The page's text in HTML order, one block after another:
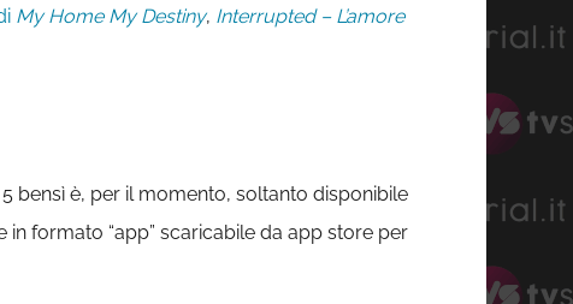
My Home My Destiny, Interrupted – L’amore
bensì è, per il momento, soltanto disponibile
formato “app” scaricabile da app store per